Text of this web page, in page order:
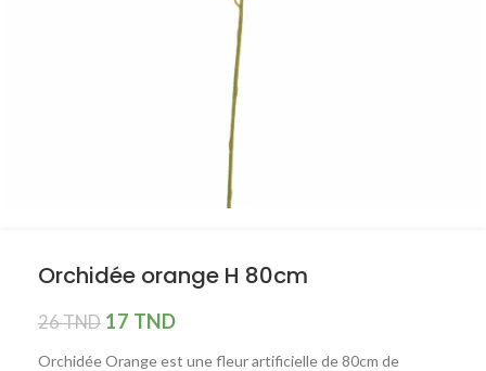
Orchidée orange H 80cm
26TND 17 TND
Orchidée Orange est une fleur artificielle de 80cm de